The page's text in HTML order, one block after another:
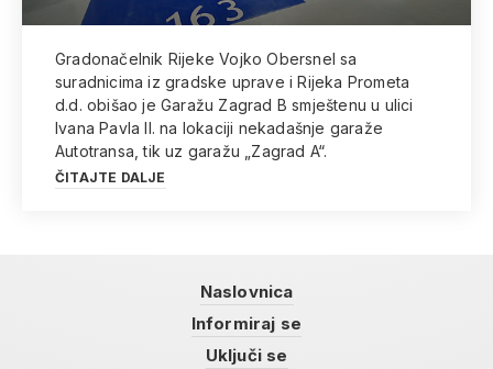
Gradonačelnik Rijeke Vojko Obersnel sa
suradnicima iz gradske uprave i Rijeka Prometa
d.d. obišao je Garažu Zagrad B smještenu u ulici
Ivana Pavla II. na lokaciji nekadašnje garaže
Autotransa, tik uz garažu „Zagrad A“.
ČITAJTE DALJE
Naslovnica
Informiraj se
Uključi se